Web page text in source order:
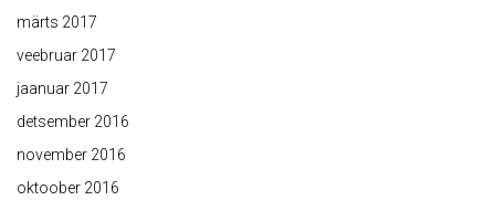
märts 2017
veebruar 2017
jaanuar 2017
detsember 2016
november 2016
oktoober 2016